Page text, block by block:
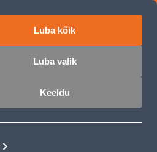
Luba kõik
Luba valik
Keeldu